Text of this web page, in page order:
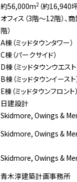
約56,000m2（約16,940
オフィス（3階〜12階）、
階）
A棟（ミッドタウンタワー）
C棟（パークサイド）
D棟（ミッドタウンウエスト
B棟（ミッドタウンイースト
E棟（ミッドタウンフロント
日建設計
Skidmore, Owings &
Skidmore, Owings &
Skidmore, Owings &
青木淳建築計画事務所